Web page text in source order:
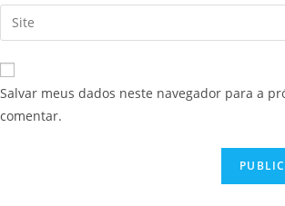
Salvar meus dados neste navegador para a
comentar.